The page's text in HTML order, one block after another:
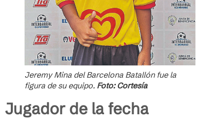
Jeremy Mina del Barcelona Batallón fue la
figura de su equipo. Foto: Cortesía
Jugador de la fecha